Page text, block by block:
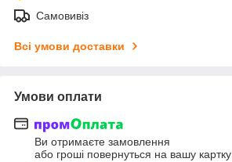
Самовивіз
Всі умови доставки
Умови оплати
Ви отримаєте замовлення
або гроші повернуться на вашу картку